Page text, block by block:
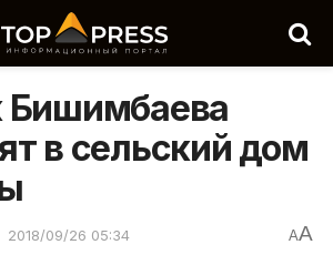
Бишимбаева
в сельский дом
2018/09/26 05:34 AA